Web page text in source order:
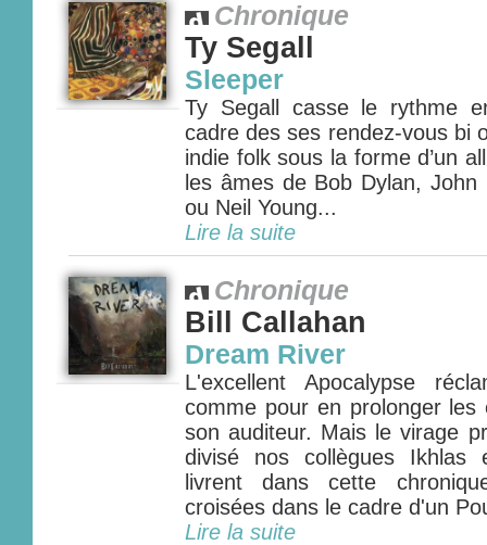
Chronique
Ty Segall
Sleeper
Ty Segall casse le rythme
cadre des ses rendez-vous bi
indie folk sous la forme d’un
les âmes de Bob Dylan, John
ou Neil Young...
Lire la suite
Chronique
Bill Callahan
Dream River
L'excellent Apocalypse
comme pour en prolonger les
son auditeur. Mais le virage
divisé nos collègues Ikhlas
livrent dans cette
croisées dans le cadre d'un
Lire la suite